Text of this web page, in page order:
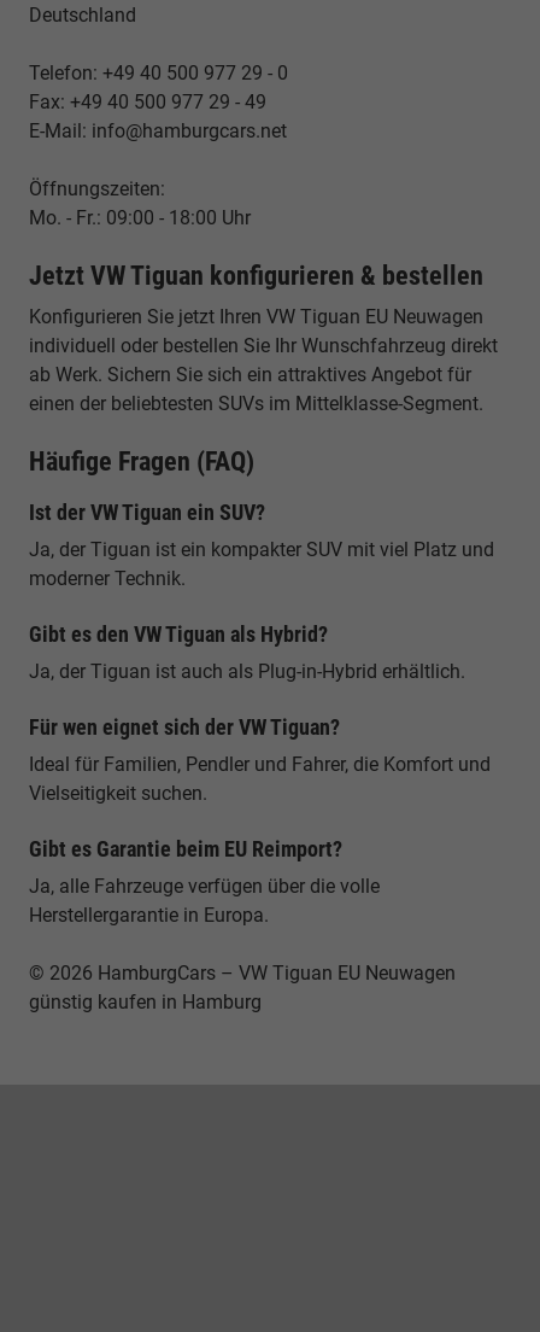
Deutschland
Telefon: +49 40 500 977 29 - 0
Fax: +49 40 500 977 29 - 49
E-Mail: info@hamburgcars.net
Öffnungszeiten:
Mo. - Fr.: 09:00 - 18:00 Uhr
Jetzt VW Tiguan konfigurieren & bestellen
Konfigurieren Sie jetzt Ihren VW Tiguan EU Neuwagen
individuell oder bestellen Sie Ihr Wunschfahrzeug direkt
ab Werk. Sichern Sie sich ein attraktives Angebot für
einen der beliebtesten SUVs im Mittelklasse-Segment.
Häufige Fragen (FAQ)
Ist der VW Tiguan ein SUV?
Ja, der Tiguan ist ein kompakter SUV mit viel Platz und
moderner Technik.
Gibt es den VW Tiguan als Hybrid?
Ja, der Tiguan ist auch als Plug-in-Hybrid erhältlich.
Für wen eignet sich der VW Tiguan?
Ideal für Familien, Pendler und Fahrer, die Komfort und
Vielseitigkeit suchen.
Gibt es Garantie beim EU Reimport?
Ja, alle Fahrzeuge verfügen über die volle
Herstellergarantie in Europa.
© 2026 HamburgCars – VW Tiguan EU Neuwagen
günstig kaufen in Hamburg